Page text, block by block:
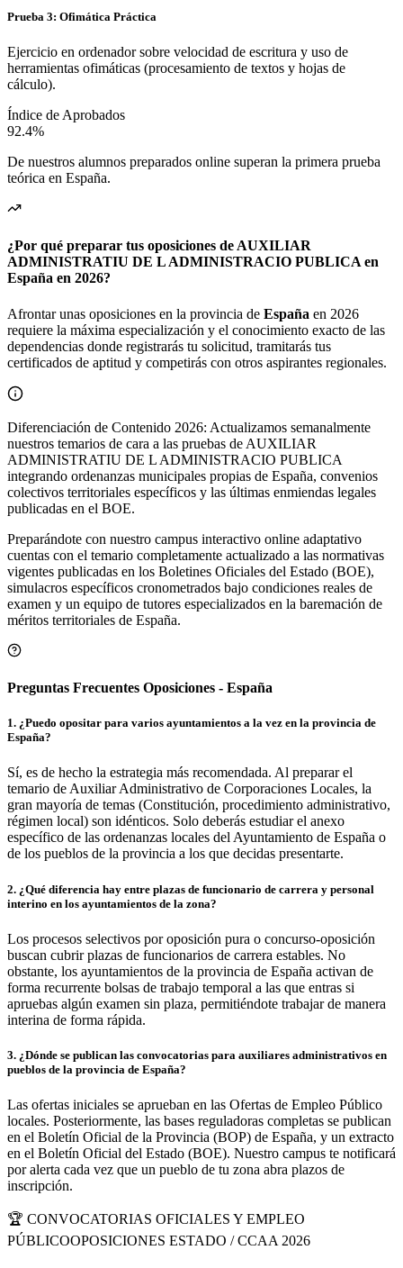
Prueba 3: Ofimática Práctica
Ejercicio en ordenador sobre velocidad de escritura y uso de
herramientas ofimáticas (procesamiento de textos y hojas de
cálculo).
Índice de Aprobados
92.4%
De nuestros alumnos preparados online superan la primera prueba
teórica en España.
¿Por qué preparar tus oposiciones de AUXILIAR
ADMINISTRATIU DE L ADMINISTRACIO PUBLICA en
España en 2026?
Afrontar unas oposiciones en la provincia de España en 2026
requiere la máxima especialización y el conocimiento exacto de las
dependencias donde registrarás tu solicitud, tramitarás tus
certificados de aptitud y competirás con otros aspirantes regionales.
Diferenciación de Contenido 2026: Actualizamos semanalmente
nuestros temarios de cara a las pruebas de AUXILIAR
ADMINISTRATIU DE L ADMINISTRACIO PUBLICA
integrando ordenanzas municipales propias de España, convenios
colectivos territoriales específicos y las últimas enmiendas legales
publicadas en el BOE.
Preparándote con nuestro campus interactivo online adaptativo
cuentas con el temario completamente actualizado a las normativas
vigentes publicadas en los Boletines Oficiales del Estado (BOE),
simulacros específicos cronometrados bajo condiciones reales de
examen y un equipo de tutores especializados en la baremación de
méritos territoriales de España.
Preguntas Frecuentes Oposiciones - España
1. ¿Puedo opositar para varios ayuntamientos a la vez en la provincia de
España?
Sí, es de hecho la estrategia más recomendada. Al preparar el
temario de Auxiliar Administrativo de Corporaciones Locales, la
gran mayoría de temas (Constitución, procedimiento administrativo,
régimen local) son idénticos. Solo deberás estudiar el anexo
específico de las ordenanzas locales del Ayuntamiento de España o
de los pueblos de la provincia a los que decidas presentarte.
2. ¿Qué diferencia hay entre plazas de funcionario de carrera y personal
interino en los ayuntamientos de la zona?
Los procesos selectivos por oposición pura o concurso-oposición
buscan cubrir plazas de funcionarios de carrera estables. No
obstante, los ayuntamientos de la provincia de España activan de
forma recurrente bolsas de trabajo temporal a las que entras si
apruebas algún examen sin plaza, permitiéndote trabajar de manera
interina de forma rápida.
3. ¿Dónde se publican las convocatorias para auxiliares administrativos en
pueblos de la provincia de España?
Las ofertas iniciales se aprueban en las Ofertas de Empleo Público
locales. Posteriormente, las bases reguladoras completas se publican
en el Boletín Oficial de la Provincia (BOP) de España, y un extracto
en el Boletín Oficial del Estado (BOE). Nuestro campus te notificará
por alerta cada vez que un pueblo de tu zona abra plazos de
inscripción.
🏆 CONVOCATORIAS OFICIALES Y EMPLEO
PÚBLICOOPOSICIONES ESTADO / CCAA 2026